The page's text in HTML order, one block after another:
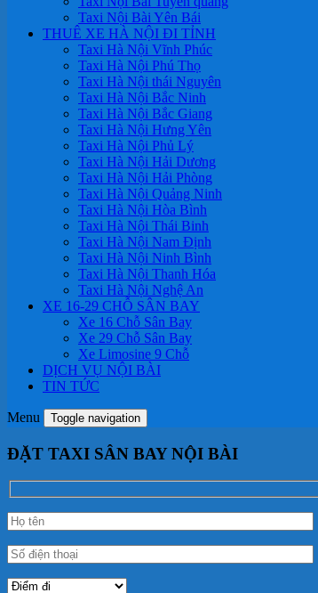
Taxi Nội Bài Yên Bái
THUÊ XE HÀ NỘI ĐI TỈNH
Taxi Hà Nội Vĩnh Phúc
Taxi Hà Nội Phú Thọ
Taxi Hà Nội thái Nguyên
Taxi Hà Nội Bắc Ninh
Taxi Hà Nội Bắc Giang
Taxi Hà Nội Hưng Yên
Taxi Hà Nội Phủ Lý
Taxi Hà Nội Hải Dương
Taxi Hà Nội Hải Phòng
Taxi Hà Nội Quảng Ninh
Taxi Hà Nội Hòa Bình
Taxi Hà Nội Thái Binh
Taxi Hà Nội Nam Định
Taxi Hà Nội Ninh Bình
Taxi Hà Nội Thanh Hóa
Taxi Hà Nội Nghệ An
XE 16-29 CHỖ SÂN BAY
Xe 16 Chỗ Sân Bay
Xe 29 Chỗ Sân Bay
Xe Limosine 9 Chỗ
DỊCH VỤ NỘI BÀI
TIN TỨC
Menu Toggle navigation
ĐẶT TAXI SÂN BAY NỘI BÀI